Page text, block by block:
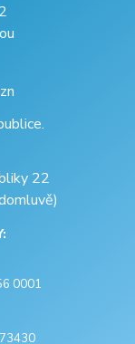
22
0001